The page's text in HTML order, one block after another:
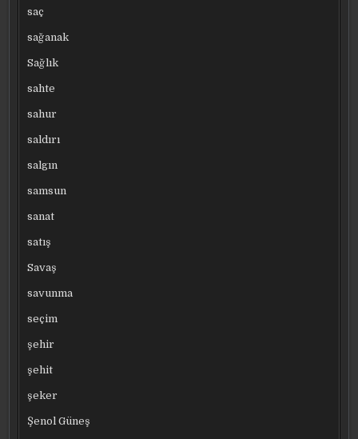
saç
sağanak
Sağlık
sahte
sahur
saldırı
salgın
samsun
sanat
satış
Savaş
savunma
seçim
şehir
şehit
şeker
Şenol Güneş